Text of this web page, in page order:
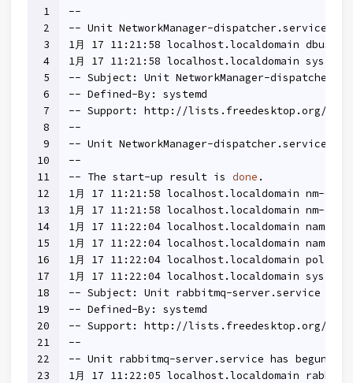
1
2
3
4
5
6
7
8
9
10
11
12
13
14
15
16
17
18
19
20
21
22
23
--
-- Unit NetworkManager-dispatcher.service
1月 17 11:21:58 localhost.localdomain
1月 17 11:21:58 localhost.localdomain
-- Subject: Unit NetworkManager-
-- Defined-By: systemd
-- Support: http://lists.freedesktop.org/
--
-- Unit NetworkManager-dispatcher.service
--
-- The start-up result is done .
1月 17 11:21:58 localhost.localdomain nm-
1月 17 11:21:58 localhost.localdomain nm-
1月 17 11:22:04 localhost.localdomain
1月 17 11:22:04 localhost.localdomain
1月 17 11:22:04 localhost.localdomain
1月 17 11:22:04 localhost.localdomain
-- Subject: Unit rabbitmq-server.service has
-- Defined-By: systemd
-- Support: http://lists.freedesktop.org/
--
-- Unit rabbitmq-server.service has begun
1月 17 11:22:05 localhost.localdomain